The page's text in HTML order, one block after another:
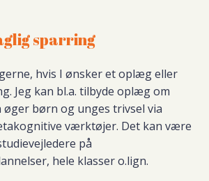
sparring
hvis I ønsker et oplæg eller
Jeg kan bl.a. tilbyde oplæg om
øger børn og unges trivsel via
værktøjer. Det kan være
på
hele klasser o.lign.